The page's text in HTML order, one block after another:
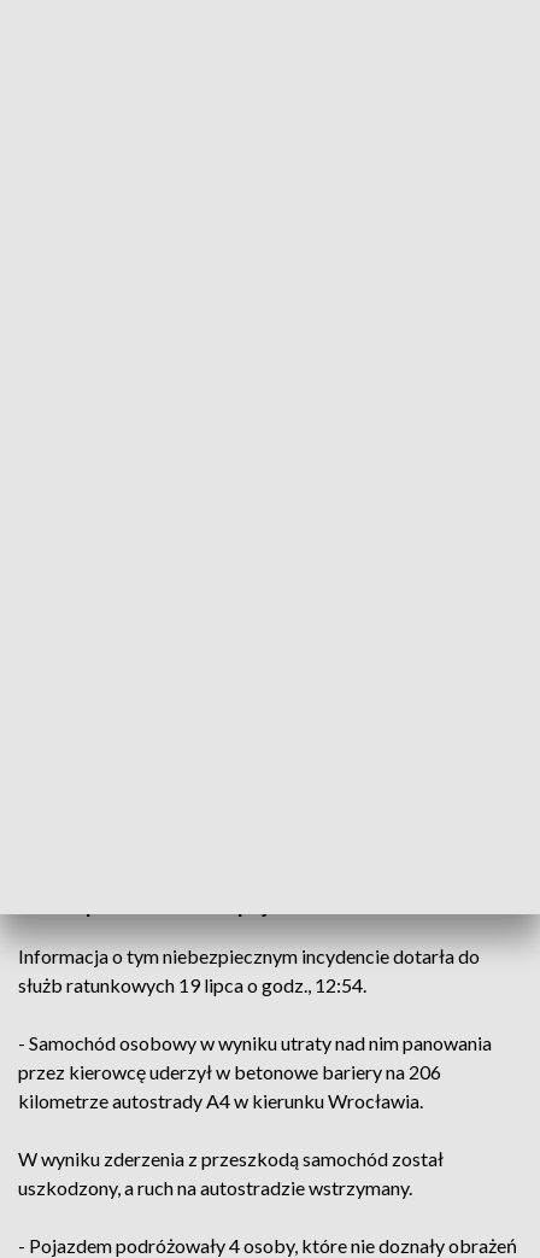
Informacja o tym niebezpiecznym incydencie dotarła do
służb ratunkowych 19 lipca o godz., 12:54.
- Samochód osobowy w wyniku utraty nad nim panowania
przez kierowcę uderzył w betonowe bariery na 206
kilometrze autostrady A4 w kierunku Wrocławia.
W wyniku zderzenia z przeszkodą samochód został
uszkodzony, a ruch na autostradzie wstrzymany.
- Pojazdem podróżowały 4 osoby, które nie doznały obrażeń